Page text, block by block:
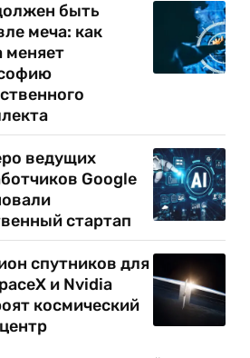
быть
меча: как
меняет
ведущих
Google
стартап
спутников для
и Nvidia
космический